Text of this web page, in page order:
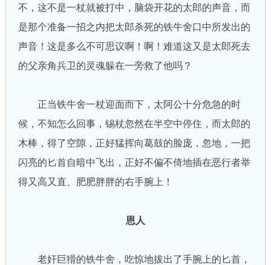
不，这不是一杖就被打中，脑袋开花的太郎的声音，而
是那个准备一招之内把太郎杀死的铁牛舍口中所发出的
声音！这是多么不可思议啊！啊！难道这又是太郎死去
的父亲角兵卫的灵魂躲在一旁救了他吗？
正当铁牛舍一杖迎面而下，太阿公十分危急的时
候，不知怎么回事，锡杖忽然在半空中停住，而太郎的
木棒，得了空隙，正好猛挥向葛鼓的脸庞，忽地，一把
闪亮的匕首自暗中飞出，正好不偏不倚地插在恶行者举
得又高又直、肥肥胖胖的右手腕上！
恩人
老奸巨猾的铁牛舍，吃惊地拔出了手腕上的匕首，